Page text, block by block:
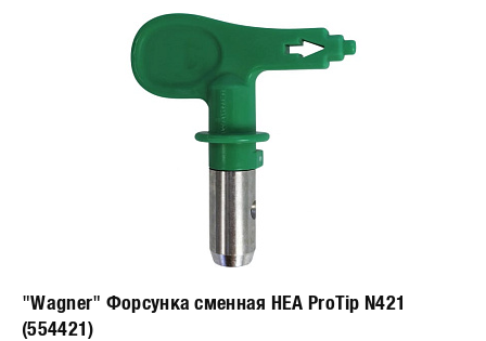
"Wagner" Форсунка сменная HEA ProTip N421
(554421)